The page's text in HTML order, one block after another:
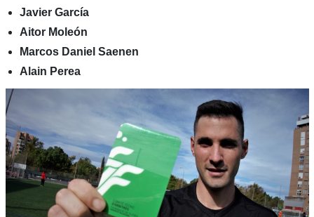
Javier García
Aitor Moleón
Marcos Daniel Saenen
Alain Perea